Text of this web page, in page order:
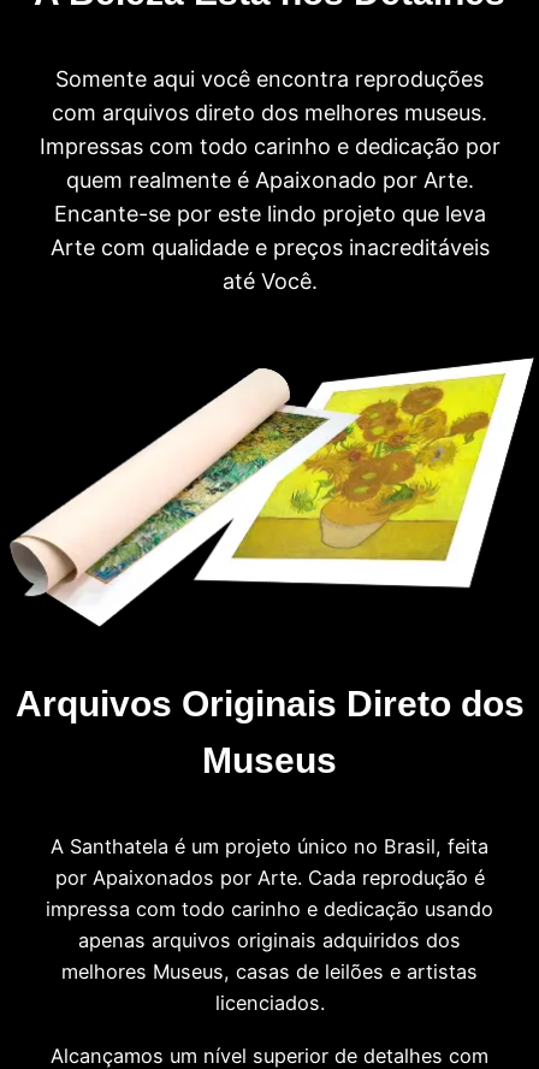
Somente aqui você encontra reproduções
com arquivos direto dos melhores museus.
Impressas com todo carinho e dedicação por
quem realmente é Apaixonado por Arte.
Encante-se por este lindo projeto que leva
Arte com qualidade e preços inacreditáveis
até Você.
Arquivos Originais Direto dos
Museus
A Santhatela é um projeto único no Brasil, feita
por Apaixonados por Arte. Cada reprodução é
impressa com todo carinho e dedicação usando
apenas arquivos originais adquiridos dos
melhores Museus, casas de leilões e artistas
licenciados.
Alcançamos um nível superior de detalhes com